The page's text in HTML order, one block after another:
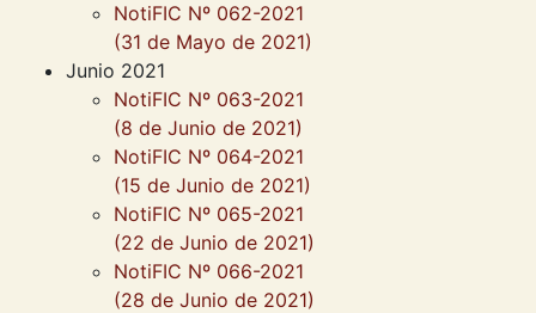
NotiFIC Nº 062-2021
(31 de Mayo de 2021)
Junio 2021
NotiFIC Nº 063-2021
(8 de Junio de 2021)
NotiFIC Nº 064-2021
(15 de Junio de 2021)
NotiFIC Nº 065-2021
(22 de Junio de 2021)
NotiFIC Nº 066-2021
(28 de Junio de 2021)